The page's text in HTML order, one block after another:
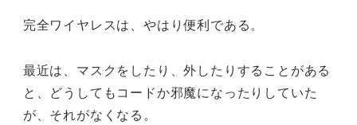
完全ワイヤレスは、やはり便利である。
最近は、マスクをしたり、外したりすることがある
と、どうしてもコードか邪魔になったりしていた
が、それがなくなる。